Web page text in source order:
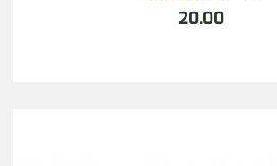
20.00